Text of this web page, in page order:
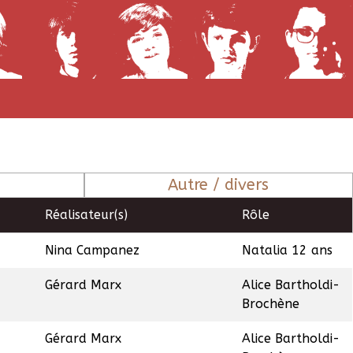
Autre / divers
Réalisateur(s) Rôle
Nina Campanez Natalia 12 ans
Gérard Marx
Alice Bartholdi-
Brochène
Gérard Marx
Alice Bartholdi-